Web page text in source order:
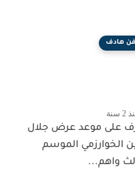
فن هادف
سنة
على موعد عرض جلال
الخوارزمي الموسم
واهم...